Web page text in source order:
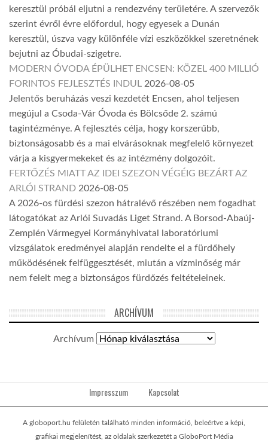
keresztül próbál eljutni a rendezvény területére. A szervezők
szerint évről évre előfordul, hogy egyesek a Dunán
keresztül, úszva vagy különféle vízi eszközökkel szeretnének
bejutni az Óbudai-szigetre.
MODERN ÓVODA ÉPÜLHET ENCSEN: KÖZEL 400 MILLIÓ
FORINTOS FEJLESZTÉS INDUL 2026-08-05
Jelentős beruházás veszi kezdetét Encsen, ahol teljesen
megújul a Csoda-Vár Óvoda és Bölcsőde 2. számú
tagintézménye. A fejlesztés célja, hogy korszerűbb,
biztonságosabb és a mai elvárásoknak megfelelő környezet
várja a kisgyermekeket és az intézmény dolgozóit.
FERTŐZÉS MIATT AZ IDEI SZEZON VÉGÉIG BEZÁRT AZ
ARLÓI STRAND 2026-08-05
A 2026-os fürdési szezon hátralévő részében nem fogadhat
látogatókat az Arlói Suvadás Liget Strand. A Borsod-Abaúj-
Zemplén Vármegyei Kormányhivatal laboratóriumi
vizsgálatok eredményei alapján rendelte el a fürdőhely
működésének felfüggesztését, miután a vízminőség már
nem felelt meg a biztonságos fürdőzés feltételeinek.
ARCHÍVUM
Archívum
Impresszum Kapcsolat
A globoport.hu felületén található minden információ, beleértve a képi,
grafikai megjelenítést, az oldalak szerkezetét a GloboPort Média